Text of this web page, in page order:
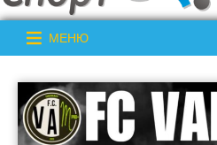
МЕНЮ